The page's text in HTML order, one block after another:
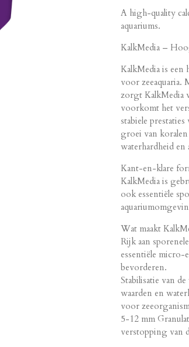
A high-quality
aquariums.
KalkMedia –
KalkMedia is een
voor zeeaquaria.
zorgt KalkMedia
voorkomt het
stabiele
groei van
waterhardheid en
Kant-en-klare
KalkMedia is
ook essentiële
Wat maakt
Rijk aan
essentiële micro-
bevorderen.
Stabilisatie van
waarden en
voor
5-12 mm
verstopping van